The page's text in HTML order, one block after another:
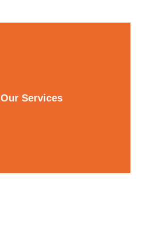
Our Services